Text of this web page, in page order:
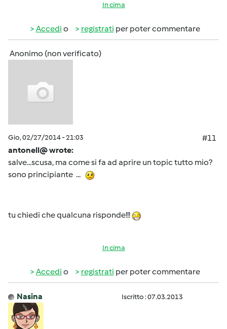
In cima
Accedi o registrati per poter commentare
Anonimo (non verificato)
Gio, 02/27/2014 - 21:03
#11
antonell@ wrote:
salve...scusa, ma come si fa ad aprire un topic tutto mio?
sono principiante ...
tu chiedi che qualcuna risponde!!!
In cima
Accedi o registrati per poter commentare
Nasina Iscritto : 07.03.2013